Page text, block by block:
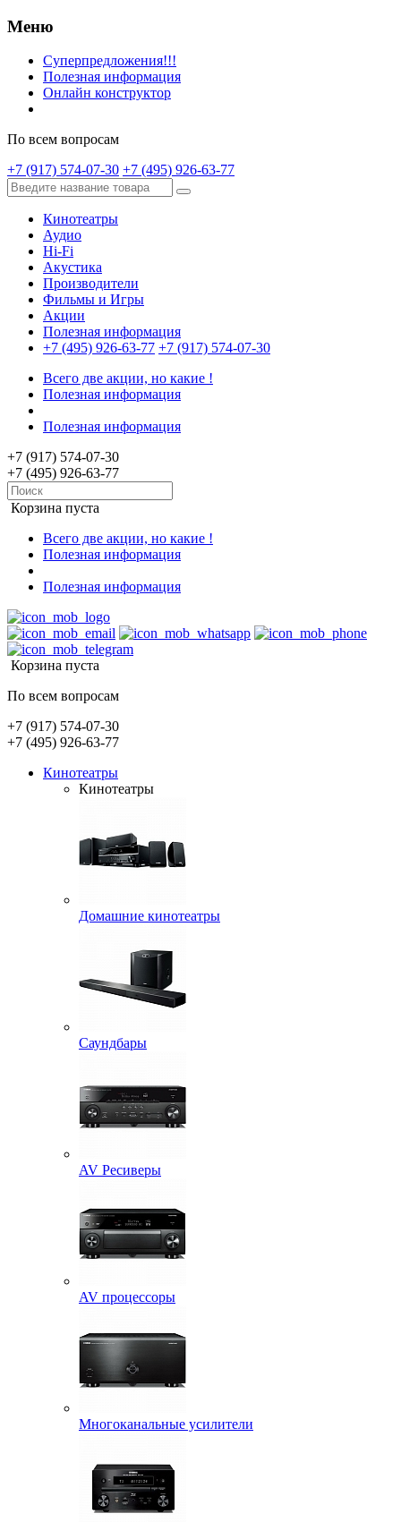
Меню
Суперпредложения!!!
Полезная информация
Онлайн конструктор
По всем вопросам
+7 (917) 574-07-30 +7 (495) 926-63-77
Кинотеатры
Аудио
Hi-Fi
Акустика
Производители
Фильмы и Игры
Акции
Полезная информация
+7 (495) 926-63-77 +7 (917) 574-07-30
Всего две акции, но какие !
Полезная информация
Полезная информация
+7 (917) 574-07-30
+7 (495) 926-63-77
Корзина пуста
Всего две акции, но какие !
Полезная информация
Полезная информация
Корзина пуста
По всем вопросам
+7 (917) 574-07-30
+7 (495) 926-63-77
Кинотеатры
Кинотеатры
Домашние кинотеатры
Саундбары
AV Ресиверы
AV процессоры
Многоканальные усилители